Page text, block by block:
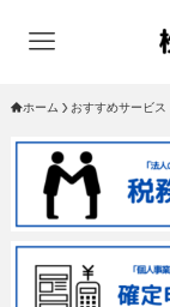
ホーム おすすめサービス